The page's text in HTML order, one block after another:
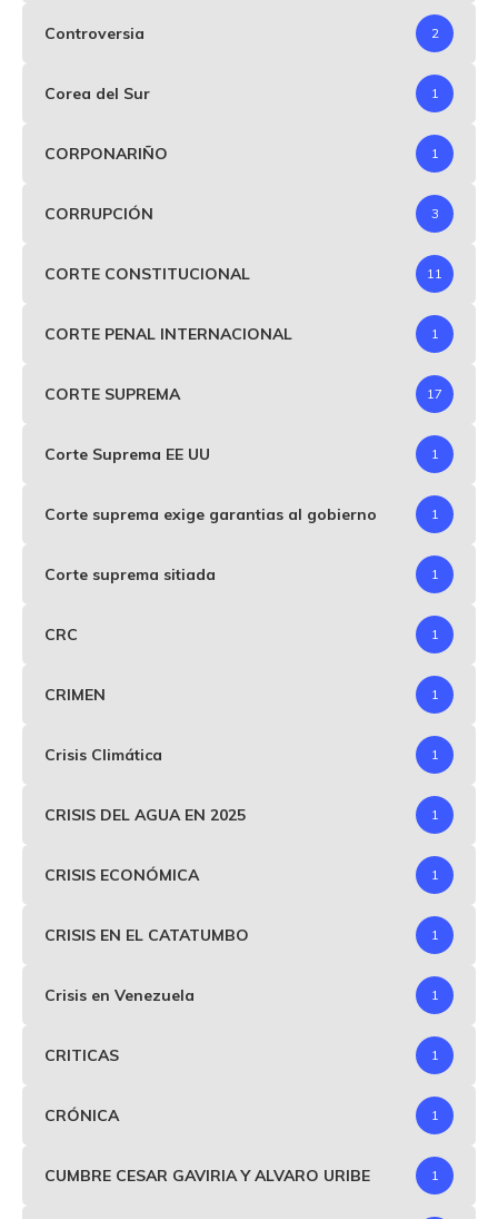
Controversia 2
Corea del Sur 1
CORPONARIÑO 1
CORRUPCIÓN 3
CORTE CONSTITUCIONAL 11
CORTE PENAL INTERNACIONAL 1
CORTE SUPREMA 17
Corte Suprema EE UU 1
Corte suprema exige garantias al gobierno 1
Corte suprema sitiada 1
CRC 1
CRIMEN 1
Crisis Climática 1
CRISIS DEL AGUA EN 2025 1
CRISIS ECONÓMICA 1
CRISIS EN EL CATATUMBO 1
Crisis en Venezuela 1
CRITICAS 1
CRÓNICA 1
CUMBRE CESAR GAVIRIA Y ALVARO URIBE 1